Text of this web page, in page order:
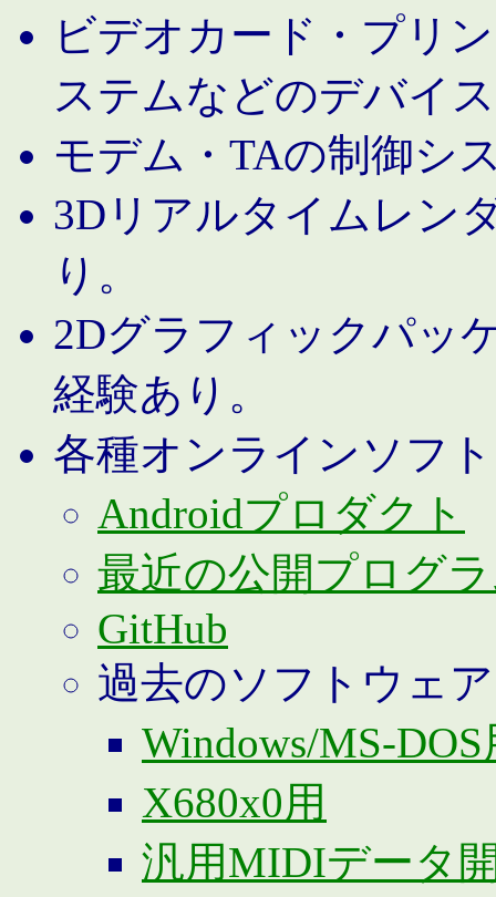
ビデオカード・プリ
ステムなどのデバイ
モデム・TAの制御シ
3Dリアルタイムレン
り。
2Dグラフィックパッ
経験あり。
各種オンラインソフ
Androidプロダクト
最近の公開プログ
GitHub
過去のソフトウェア
Windows/MS-DOS
X680x0用
汎用MIDIデータ